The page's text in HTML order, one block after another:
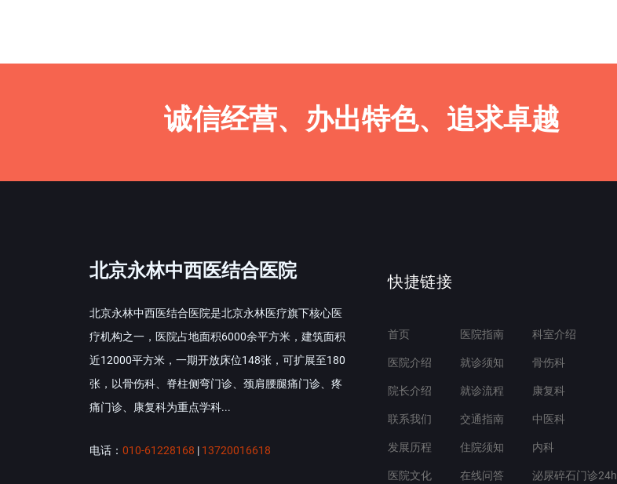
诚信经营、办出特色、追求卓越
北京永林中西医结合医院
北京永林中西医结合医院是北京永林医疗旗下核心医
疗机构之一，医院占地面积6000余平方米，建筑面积
近12000平方米，一期开放床位148张，可扩展至180
张，以骨伤科、脊柱侧弯门诊、颈肩腰腿痛门诊、疼
痛门诊、康复科为重点学科...
电话： 010-61228168 | 13720016618
快捷链接
首页
医院介绍
院长介绍
联系我们
发展历程
医院文化
医院指南
就诊须知
就诊流程
交通指南
住院须知
在线问答
科室介绍
骨伤科
康复科
中医科
内科
泌尿碎石门诊24h